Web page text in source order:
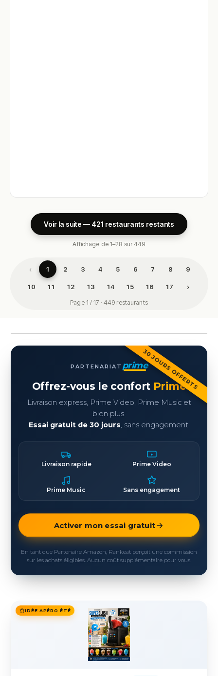
Voir la suite — 421 restaurants restants
Affichage de 1–28 sur 449
‹ 1 2 3 4 5 6 7 8 9
10 11 12 13 14 15 16 17 ›
Page 1 / 17 · 449 restaurants
30 JOURS OFFERTS
PARTENARIAT prime
Offrez-vous le confort Prime
Livraison express, Prime Video, Prime Music et
bien plus.
Essai gratuit de 30 jours, sans engagement.
Livraison rapide Prime Video
Prime Music Sans engagement
Activer mon essai gratuit
En tant que Partenaire Amazon, Rankeat perçoit une commission
sur les achats éligibles. Aucun coût supplémentaire pour vous.
IDÉE APÉRO ÉTÉ